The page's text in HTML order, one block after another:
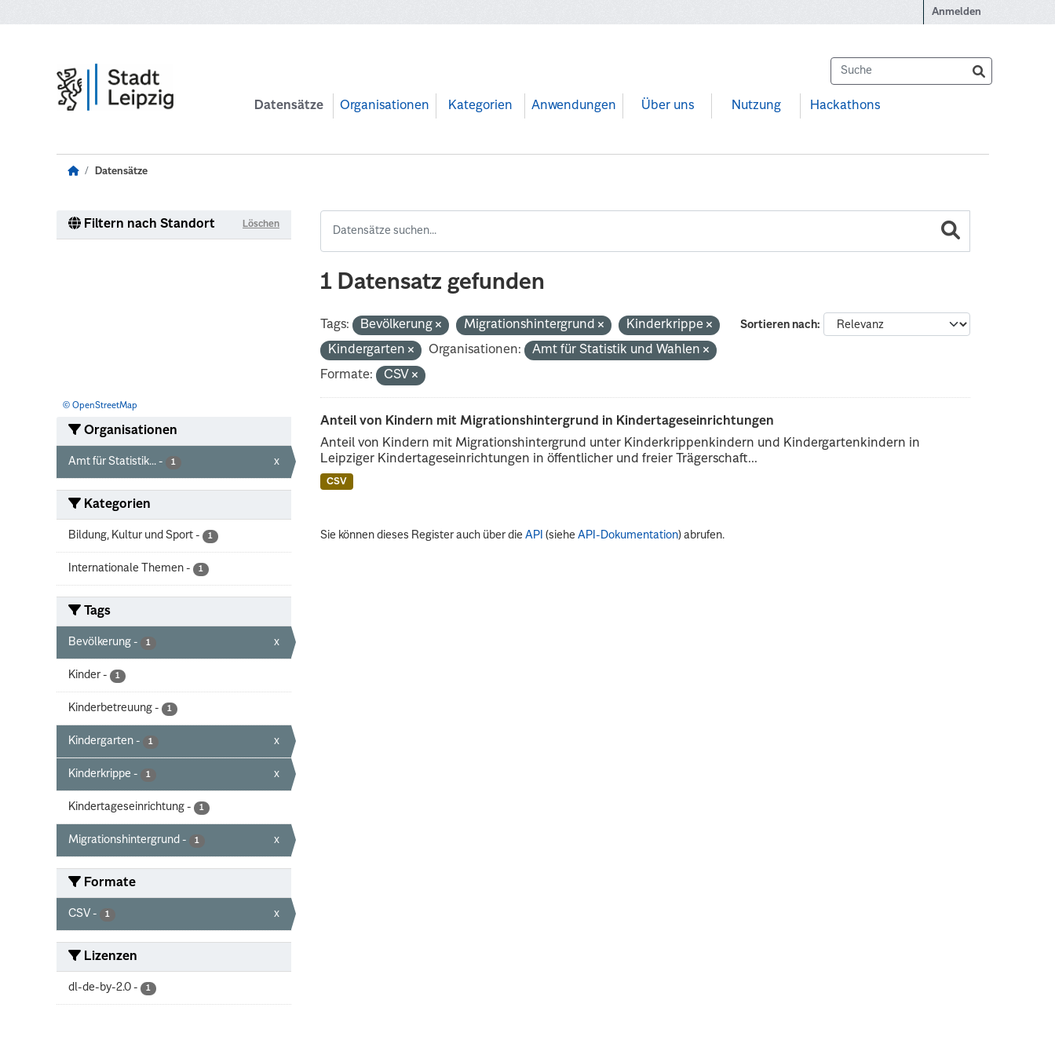
Anmelden
Datensätze Organisationen Kategorien Anwendungen Über uns Nutzung Hackathons
Datensätze
Filtern nach Standort Löschen
© OpenStreetMap
Organisationen
Amt für Statistik... - 1 x
Kategorien
Bildung, Kultur und Sport - 1
Internationale Themen - 1
Tags
Bevölkerung - 1 x
Kinder - 1
Kinderbetreuung - 1
Kindergarten - 1 x
Kinderkrippe - 1 x
Kindertageseinrichtung - 1
Migrationshintergrund - 1 x
Formate
CSV - 1 x
Lizenzen
dl-de-by-2.0 - 1
1 Datensatz gefunden
Sortieren nach
Tags: Bevölkerung Migrationshintergrund
Kinderkrippe
Kindergarten
Organisationen:
Amt für Statistik und Wahlen
Formate:
CSV
Anteil von Kindern mit Migrationshintergrund in Kindertageseinrichtungen
Anteil von Kindern mit Migrationshintergrund unter Kinderkrippenkindern und Kindergartenkindern in
Leipziger Kindertageseinrichtungen in öffentlicher und freier Trägerschaft...
CSV
Sie können dieses Register auch über dieAPI (sieheAPI-Dokumentation) abrufen.